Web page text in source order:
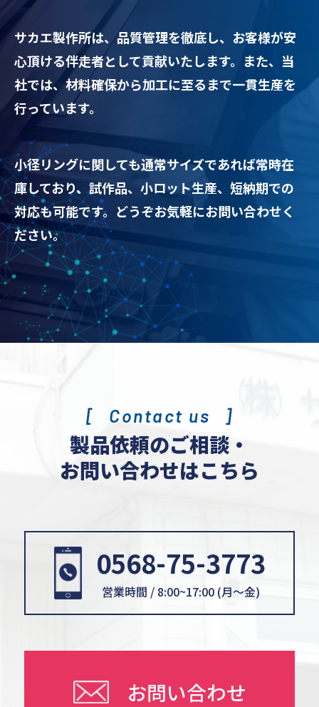
サカエ製作所は、品質管理を徹底し、お客様が安
心頂ける伴走者として貢献いたします。また、当
社では、材料確保から加工に至るまで一貫生産を
行っています。
小径リングに関しても通常サイズであれば常時在
庫しており、試作品、小ロット生産、短納期での
対応も可能です。どうぞお気軽にお問い合わせく
ださい。
Contact us
製品依頼のご相談・
お問い合わせはこちら
0568-75-3773
営業時間 / 8:00~17:00 (月〜金)
お問い合わせ